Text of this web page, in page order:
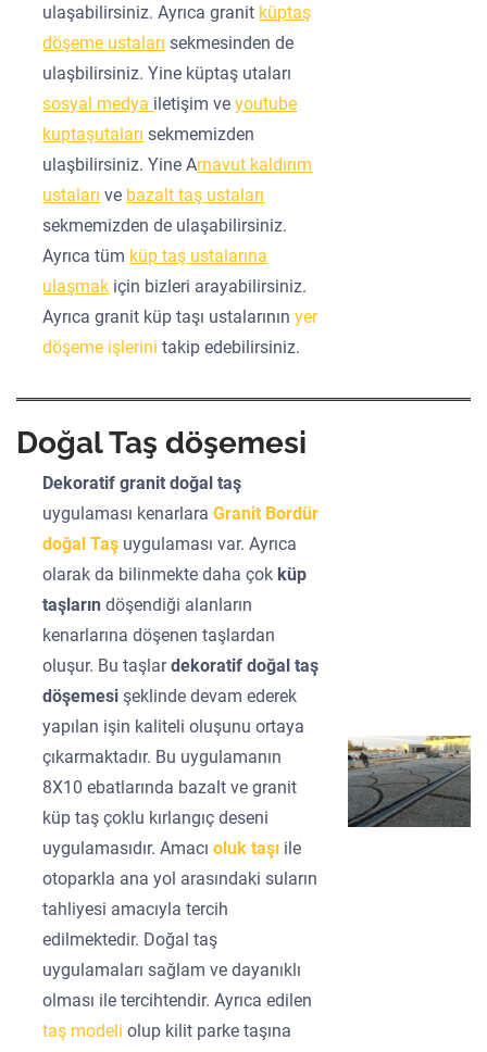
ulaşabilirsiniz. Ayrıca granit küptaş
döşeme ustaları sekmesinden de
ulaşbilirsiniz. Yine küptaş utaları
sosyal medya iletişim veyoutube
kuptaşutaları sekmemizden
ulaşbilirsiniz. Yine Arnavut kaldırım
ustaları ve bazalt taş ustaları
sekmemizden de ulaşabilirsiniz.
Ayrıca tüm küp taş ustalarına
ulaşmak için bizleri arayabilirsiniz.
Ayrıca granit küp taşı ustalarının yer
döşeme işlerini takip edebilirsiniz.
Doğal Taş döşemesi
Dekoratif granit doğal taş
uygulaması kenarlaraGranit Bordür
doğal Taş uygulaması var. Ayrıca
olarak da bilinmekte daha çok küp
taşların döşendiği alanların
kenarlarına döşenen taşlardan
oluşur. Bu taşlardekoratif doğal taş
döşemesişeklinde devam ederek
yapılan işin kaliteli oluşunu ortaya
çıkarmaktadır. Bu uygulamanın
8X10 ebatlarında bazalt ve granit
küp taş çoklu kırlangıç deseni
uygulamasıdır. Amacıoluk taşı ile
otoparkla ana yol arasındaki suların
tahliyesi amacıyla tercih
edilmektedir. Doğal taş
uygulamaları sağlam ve dayanıklı
olması ile tercihtendir. Ayrıca edilen
taş modeliolup kilit parke taşına